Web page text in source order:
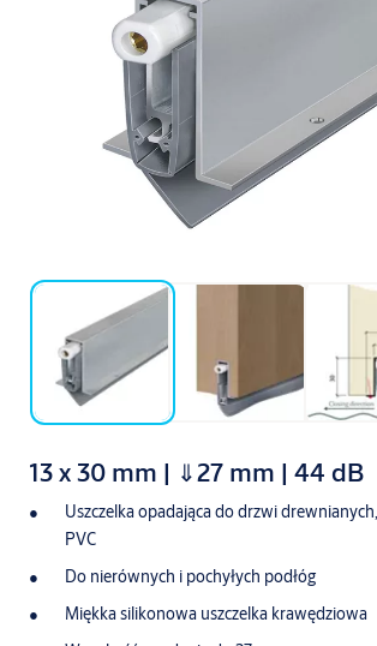
13 x 30 mm | ⇓27 mm | 44 dB
Uszczelka opadająca do drzwi
PVC
Do nierównych i pochyłych podłóg
Miękka silikonowa uszczelka krawędziowa